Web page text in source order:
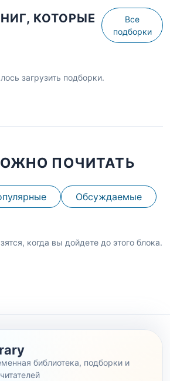
КОТОРЫЕ
Все
подборки
загрузить подборки.
ПОЧИТАТЬ
Обсуждаемые
когда вы дойдете до этого блока.
библиотека, подборки и